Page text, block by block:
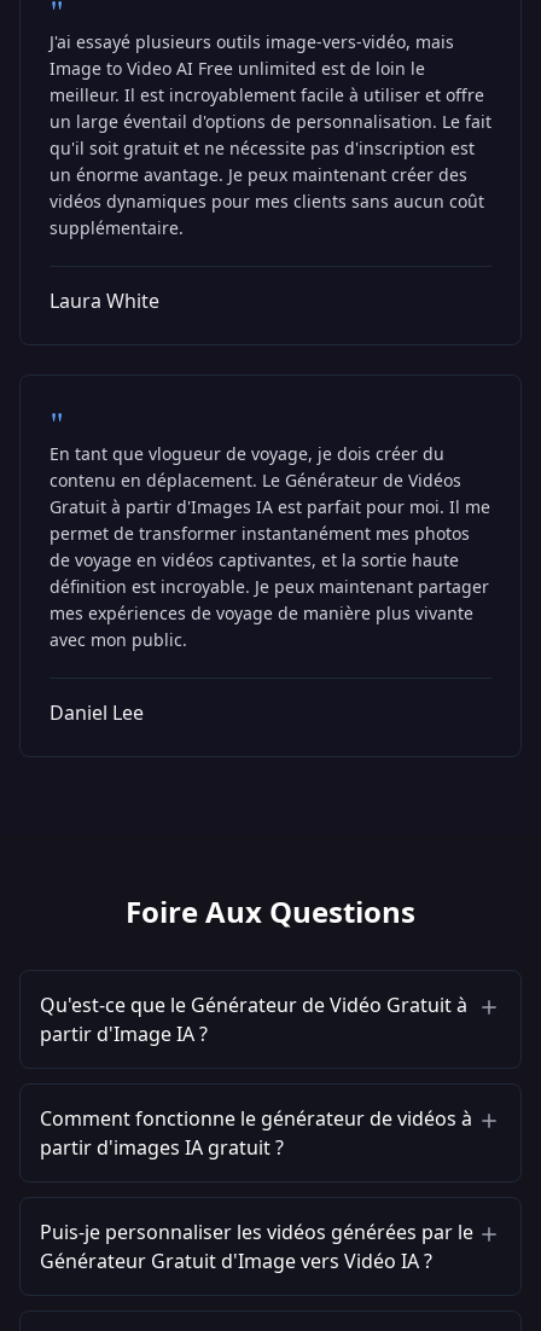
"
J'ai essayé plusieurs outils image-vers-vidéo, mais
Image to Video AI Free unlimited est de loin le
meilleur. Il est incroyablement facile à utiliser et offre
un large éventail d'options de personnalisation. Le fait
qu'il soit gratuit et ne nécessite pas d'inscription est
un énorme avantage. Je peux maintenant créer des
vidéos dynamiques pour mes clients sans aucun coût
supplémentaire.
Laura White
"
En tant que vlogueur de voyage, je dois créer du
contenu en déplacement. Le Générateur de Vidéos
Gratuit à partir d'Images IA est parfait pour moi. Il me
permet de transformer instantanément mes photos
de voyage en vidéos captivantes, et la sortie haute
définition est incroyable. Je peux maintenant partager
mes expériences de voyage de manière plus vivante
avec mon public.
Daniel Lee
Foire Aux Questions
Qu'est-ce que le Générateur de Vidéo Gratuit à
partir d'Image IA ?
Comment fonctionne le générateur de vidéos à
partir d'images IA gratuit ?
Puis-je personnaliser les vidéos générées par le
Générateur Gratuit d'Image vers Vidéo IA ?